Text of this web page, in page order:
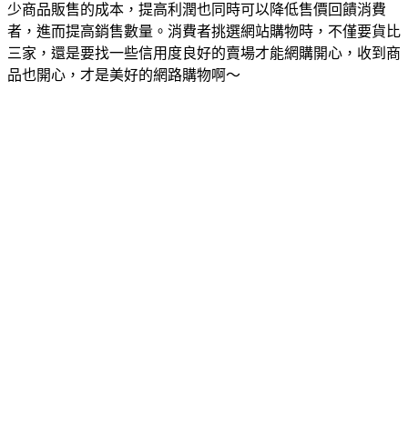
少商品販售的成本，提高利潤也同時可以降低售價回饋消費
者，進而提高銷售數量。消費者挑選網站購物時，不僅要貨比
三家，還是要找一些信用度良好的賣場才能網購開心，收到商
品也開心，才是美好的網路購物啊～